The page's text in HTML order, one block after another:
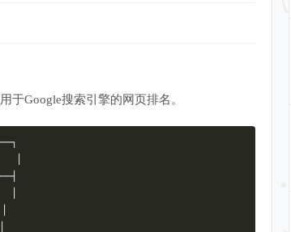
于Google搜索引擎的网页排名。